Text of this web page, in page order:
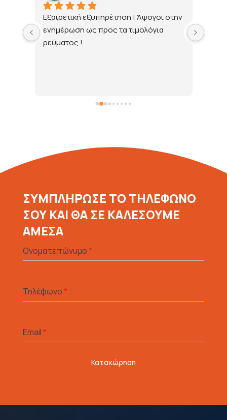
Εξαιρετική εξυπηρέτηση ! Άψογοι στην
ενημέρωση ως προς τα τιμολόγια
ρεύματος !
ΣΥΜΠΛΗΡΩΣΕ ΤΟ ΤΗΛΕΦΩΝΟ
ΣΟΥ ΚΑΙ ΘΑ ΣΕ ΚΑΛΕΣΟΥΜΕ
ΑΜΕΣΑ
Ονοματεπώνυμο *
Τηλέφωνο *
Email *
Καταχώρηση